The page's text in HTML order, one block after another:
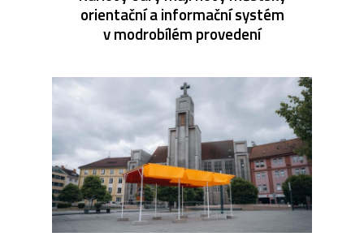
orientační a informační systém
v modrobílém provedení